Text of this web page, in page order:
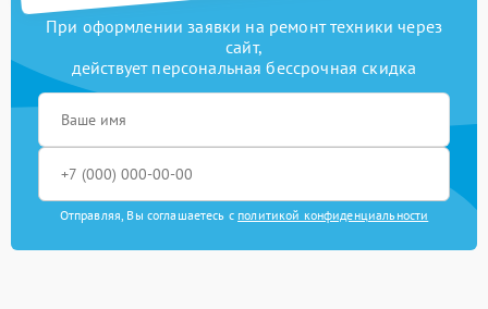
При оформлении заявки на ремонт техники через
сайт,
действует персональная бессрочная скидка
Отправляя, Вы соглашаетесь с политикой конфиденциальности